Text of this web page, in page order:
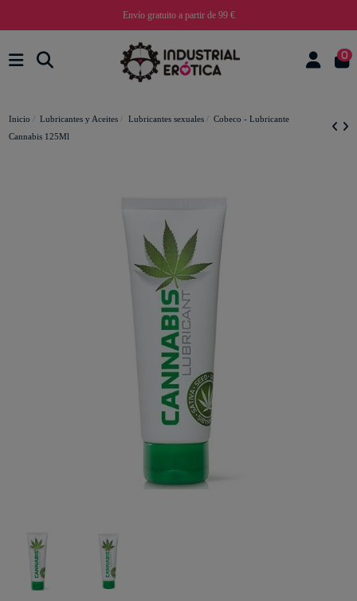
Envío gratuito a partir de 99 €
0
Inicio Lubricantes y Aceites Lubricantes sexuales
Cobeco - Lubricante
Cannabis 125Ml